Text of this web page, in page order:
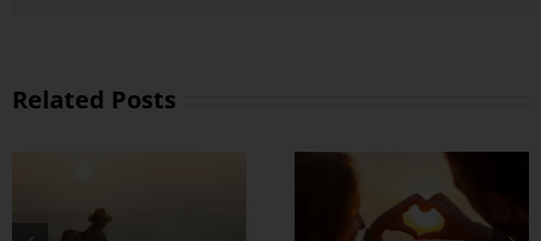
Related Posts